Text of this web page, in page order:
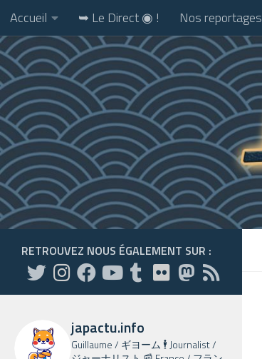
Skip to content
Accueil ➥ Le Direct ◉ ! Nos reportages
RETROUVEZ NOUS ÉGALEMENT SUR :
japactu.info
Guillaume / ギヨーム 🕴️ Journalist /